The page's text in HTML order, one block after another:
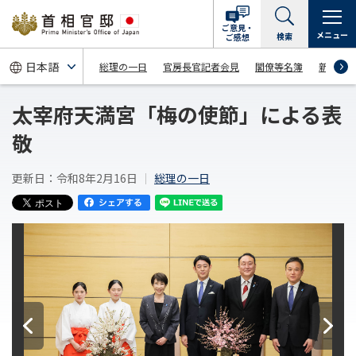
総理の一日 官房長官記者会見 閣僚等名簿 新着情報
ご意見・
ご感想
検索 メニュー
太宰府天満宮「梅の使節」による表
敬
更新日：令和8年2月16日 総理の一日